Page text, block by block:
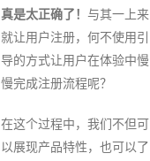
真是太正确了！ 与其一上来
就让用户注册，何不使用引
导的方式让用户在体验中慢
慢完成注册流程呢？
在这个过程中，我们不但可
以展现产品特性，也可以了